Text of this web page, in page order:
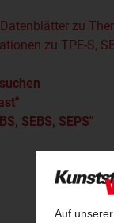
Datenblätter zu
zu TPE-S,
SEBS, SEPS"